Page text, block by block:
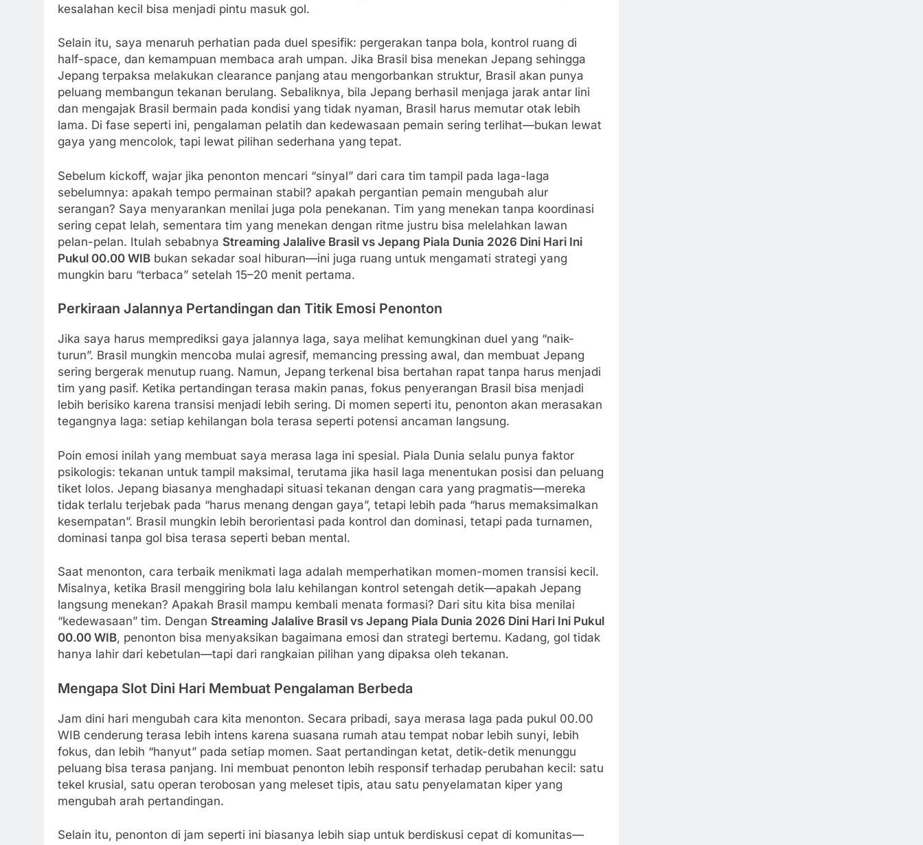
kesalahan kecil bisa menjadi pintu masuk gol.
Selain itu, saya menaruh perhatian pada duel spesifik: pergerakan tanpa bola, kontrol ruang di
half-space, dan kemampuan membaca arah umpan. Jika Brasil bisa menekan Jepang sehingga
Jepang terpaksa melakukan clearance panjang atau mengorbankan struktur, Brasil akan punya
peluang membangun tekanan berulang. Sebaliknya, bila Jepang berhasil menjaga jarak antar lini
dan mengajak Brasil bermain pada kondisi yang tidak nyaman, Brasil harus memutar otak lebih
lama. Di fase seperti ini, pengalaman pelatih dan kedewasaan pemain sering terlihat—bukan lewat
gaya yang mencolok, tapi lewat pilihan sederhana yang tepat.
Sebelum kickoff, wajar jika penonton mencari “sinyal” dari cara tim tampil pada laga-laga
sebelumnya: apakah tempo permainan stabil? apakah pergantian pemain mengubah alur
serangan? Saya menyarankan menilai juga pola penekanan. Tim yang menekan tanpa koordinasi
sering cepat lelah, sementara tim yang menekan dengan ritme justru bisa melelahkan lawan
pelan-pelan. Itulah sebabnya Streaming Jalalive Brasil vs Jepang Piala Dunia 2026 Dini Hari Ini
Pukul 00.00 WIB bukan sekadar soal hiburan—ini juga ruang untuk mengamati strategi yang
mungkin baru “terbaca” setelah 15–20 menit pertama.
Perkiraan Jalannya Pertandingan dan Titik Emosi Penonton
Jika saya harus memprediksi gaya jalannya laga, saya melihat kemungkinan duel yang “naik-
turun”. Brasil mungkin mencoba mulai agresif, memancing pressing awal, dan membuat Jepang
sering bergerak menutup ruang. Namun, Jepang terkenal bisa bertahan rapat tanpa harus menjadi
tim yang pasif. Ketika pertandingan terasa makin panas, fokus penyerangan Brasil bisa menjadi
lebih berisiko karena transisi menjadi lebih sering. Di momen seperti itu, penonton akan merasakan
tegangnya laga: setiap kehilangan bola terasa seperti potensi ancaman langsung.
Poin emosi inilah yang membuat saya merasa laga ini spesial. Piala Dunia selalu punya faktor
psikologis: tekanan untuk tampil maksimal, terutama jika hasil laga menentukan posisi dan peluang
tiket lolos. Jepang biasanya menghadapi situasi tekanan dengan cara yang pragmatis—mereka
tidak terlalu terjebak pada “harus menang dengan gaya”, tetapi lebih pada “harus memaksimalkan
kesempatan”. Brasil mungkin lebih berorientasi pada kontrol dan dominasi, tetapi pada turnamen,
dominasi tanpa gol bisa terasa seperti beban mental.
Saat menonton, cara terbaik menikmati laga adalah memperhatikan momen-momen transisi kecil.
Misalnya, ketika Brasil menggiring bola lalu kehilangan kontrol setengah detik—apakah Jepang
langsung menekan? Apakah Brasil mampu kembali menata formasi? Dari situ kita bisa menilai
“kedewasaan” tim. Dengan Streaming Jalalive Brasil vs Jepang Piala Dunia 2026 Dini Hari Ini Pukul
00.00 WIB, penonton bisa menyaksikan bagaimana emosi dan strategi bertemu. Kadang, gol tidak
hanya lahir dari kebetulan—tapi dari rangkaian pilihan yang dipaksa oleh tekanan.
Mengapa Slot Dini Hari Membuat Pengalaman Berbeda
Jam dini hari mengubah cara kita menonton. Secara pribadi, saya merasa laga pada pukul 00.00
WIB cenderung terasa lebih intens karena suasana rumah atau tempat nobar lebih sunyi, lebih
fokus, dan lebih “hanyut” pada setiap momen. Saat pertandingan ketat, detik-detik menunggu
peluang bisa terasa panjang. Ini membuat penonton lebih responsif terhadap perubahan kecil: satu
tekel krusial, satu operan terobosan yang meleset tipis, atau satu penyelamatan kiper yang
mengubah arah pertandingan.
Selain itu, penonton di jam seperti ini biasanya lebih siap untuk berdiskusi cepat di komunitas—